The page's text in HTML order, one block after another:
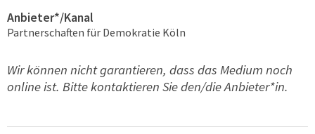
Anbieter*/Kanal
Partnerschaften für Demokratie Köln
Wir können nicht garantieren, dass das Medium noch
online ist. Bitte kontaktieren Sie den/die Anbieter*in.